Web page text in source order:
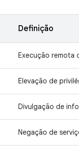
Definição
Execução remota
Elevação de
Divulgação de
Negação de